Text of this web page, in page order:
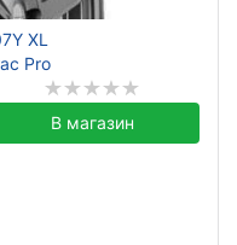
XL
Pro
В магазин